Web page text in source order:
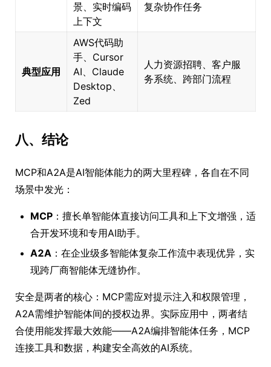
景、实时编码
上下文
复杂协作任务
典型应用
AWS代码助
手、Cursor
AI、Claude
Desktop、
Zed
人力资源招聘、客户服
务系统、跨部门流程
八、结论
MCP和A2A是AI智能体能力的两大里程碑，各自在不同
场景中发光：
MCP ：擅长单智能体直接访问工具和上下文增强，适
合开发环境和专用AI助手。
A2A ：在企业级多智能体复杂工作流中表现优异，实
现跨厂商智能体无缝协作。
安全是两者的核心：MCP需应对提示注入和权限管理，
A2A需维护智能体间的授权边界。实际应用中，两者结
合使用能发挥最大效能——A2A编排智能体任务，MCP
连接工具和数据，构建安全高效的AI系统。